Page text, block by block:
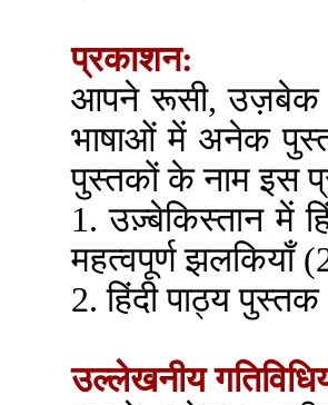
प्रकाशन:
आपने रूसी, उज़बेक
भाषाओं में अनेक
पुस्तकों के नाम इस
1. उज़्बेकिस्तान में
महत्वपूर्ण झलकियाँ
2. हिंदी पाठ्य
उल्लेखनीय